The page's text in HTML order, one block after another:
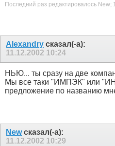
Последний раз редактировалось New;
Alexandry сказал(-а):
11.12.2002 10:24
НЬЮ... ты сразу на две
Мы все таки "ИМПЭК" или
предложение по названию
Newсказал(-а):
11.12.2002 10:29